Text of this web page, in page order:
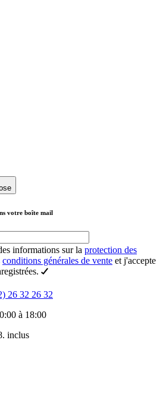
votre boîte mail
informations sur la protection des
conditions générales de vente et j'accepte
26 32 26 32
à 18:00
inclus